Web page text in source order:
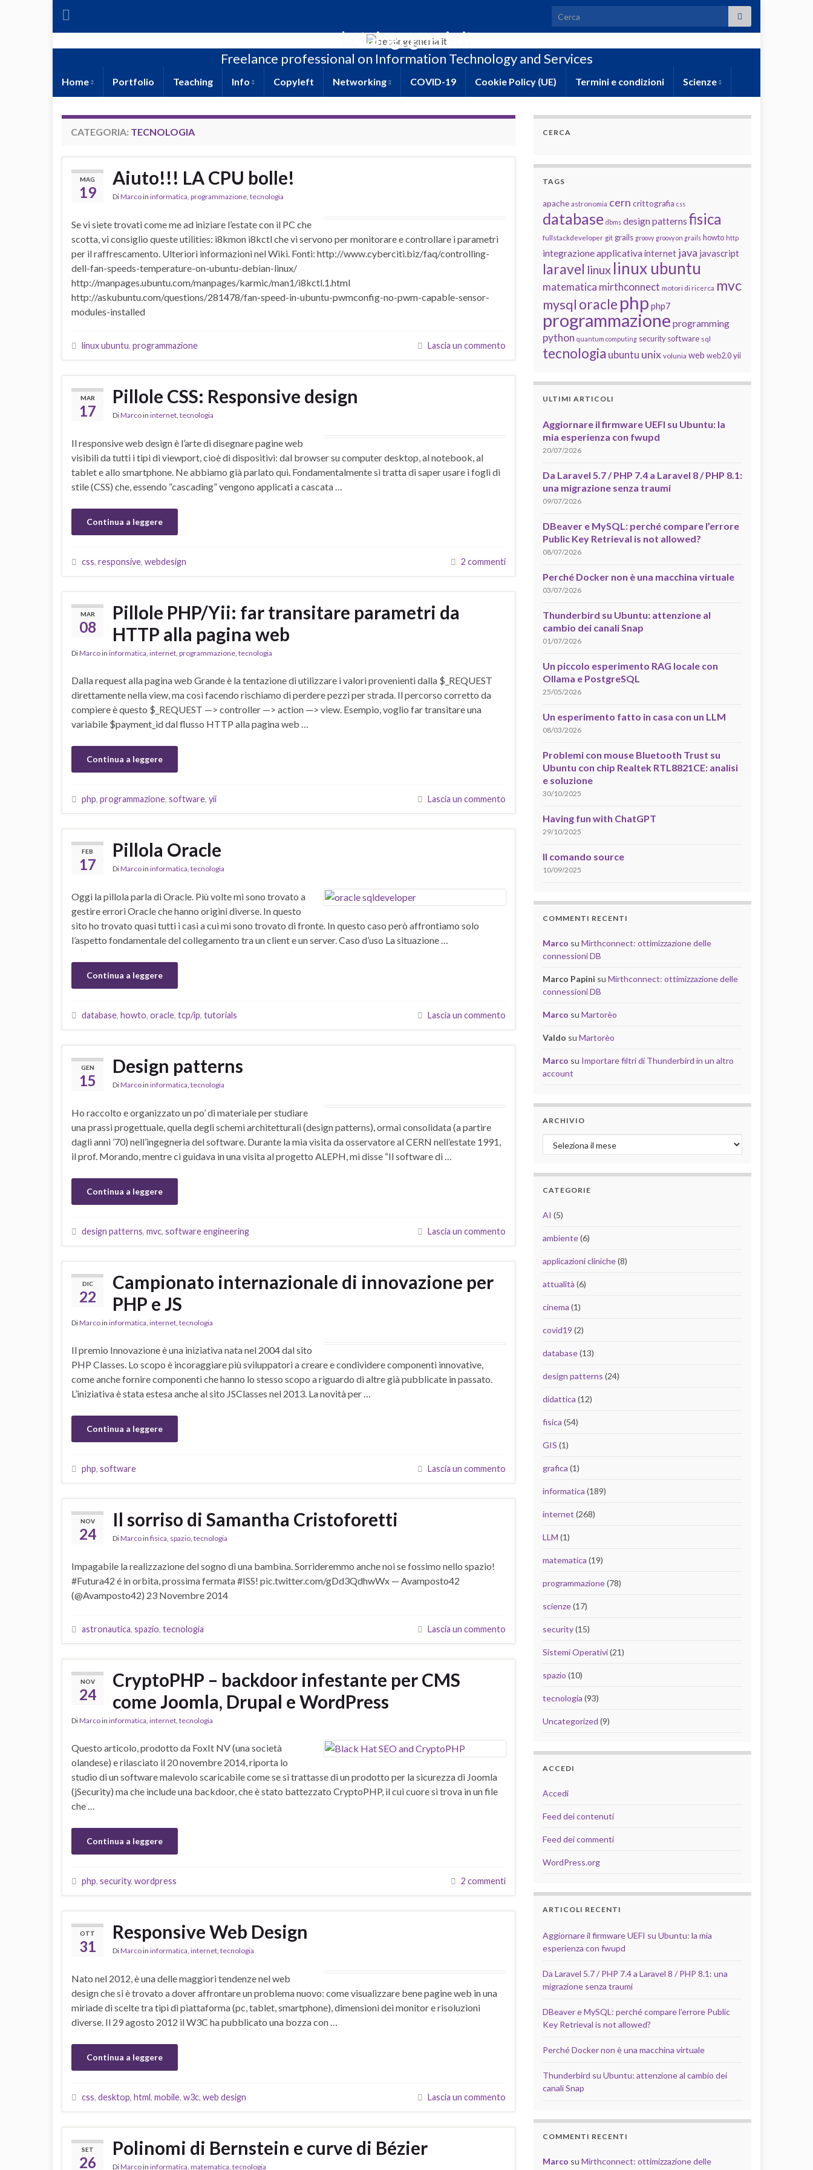
Search for:
betaingegneria.it
Freelance professional on Information Technology and Services
Home Portfolio Teaching Info Copyleft Networking COVID-19 Cookie Policy (UE) Termini e condizioni Scienze
CATEGORIA: TECNOLOGIA
MAG
19
Aiuto!!! LA CPU bolle!
DiMarcoin informatica, programmazione, tecnologia
Se vi siete trovati come me ad iniziare l’estate con il PC che
scotta, vi consiglio queste utilities: i8kmon i8kctl che vi servono per monitorare e controllare i parametri
per il raffrescamento. Ulteriori informazioni nel Wiki. Fonti: http://www.cyberciti.biz/faq/controlling-
dell-fan-speeds-temperature-on-ubuntu-debian-linux/
http://manpages.ubuntu.com/manpages/karmic/man1/i8kctl.1.html
http://askubuntu.com/questions/281478/fan-speed-in-ubuntu-pwmconfig-no-pwm-capable-sensor-
modules-installed
linux ubuntu, programmazione Lascia un commento
MAR
17
Pillole CSS: Responsive design
DiMarcoin internet, tecnologia
Il responsive web design è l’arte di disegnare pagine web
visibili da tutti i tipi di viewport, cioè di dispositivi: dal browser su computer desktop, al notebook, al
tablet e allo smartphone. Ne abbiamo già parlato qui. Fondamentalmente si tratta di saper usare i fogli di
stile (CSS) che, essendo “cascading” vengono applicati a cascata …
Continua a leggere
css, responsive, webdesign 2 commenti
MAR
08
Pillole PHP/Yii: far transitare parametri da
HTTP alla pagina web
DiMarcoin informatica, internet, programmazione, tecnologia
Dalla request alla pagina web Grande è la tentazione di utilizzare i valori provenienti dalla $_REQUEST
direttamente nella view, ma così facendo rischiamo di perdere pezzi per strada. Il percorso corretto da
compiere è questo $_REQUEST —> controller —> action —> view. Esempio, voglio far transitare una
variabile $payment_id dal flusso HTTP alla pagina web …
Continua a leggere
php, programmazione, software, yii Lascia un commento
FEB
17
Pillola Oracle
DiMarcoin informatica, tecnologia
Oggi la pillola parla di Oracle. Più volte mi sono trovato a
gestire errori Oracle che hanno origini diverse. In questo
sito ho trovato quasi tutti i casi a cui mi sono trovato di fronte. In questo caso però affrontiamo solo
l’aspetto fondamentale del collegamento tra un client e un server. Caso d’uso La situazione …
Continua a leggere
database, howto, oracle, tcp/ip, tutorials Lascia un commento
GEN
15
Design patterns
DiMarcoin informatica, tecnologia
Ho raccolto e organizzato un po’ di materiale per studiare
una prassi progettuale, quella degli schemi architetturali (design patterns), ormai consolidata (a partire
dagli anni ’70) nell’ingegneria del software. Durante la mia visita da osservatore al CERN nell’estate 1991,
il prof. Morando, mentre ci guidava in una visita al progetto ALEPH, mi disse “Il software di …
Continua a leggere
design patterns, mvc, software engineering Lascia un commento
DIC
22
Campionato internazionale di innovazione per
PHP e JS
DiMarcoin informatica, internet, tecnologia
Il premio Innovazione è una iniziativa nata nel 2004 dal sito
PHP Classes. Lo scopo è incoraggiare più sviluppatori a creare e condividere componenti innovative,
come anche fornire componenti che hanno lo stesso scopo a riguardo di altre già pubblicate in passato.
L’iniziativa è stata estesa anche al sito JSClasses nel 2013. La novità per …
Continua a leggere
php, software Lascia un commento
NOV
24
Il sorriso di Samantha Cristoforetti
DiMarcoin fisica, spazio, tecnologia
Impagabile la realizzazione del sogno di una bambina. Sorrideremmo anche noi se fossimo nello spazio!
#Futura42 é in orbita, prossima fermata #ISS! pic.twitter.com/gDd3QdhwWx — Avamposto42
(@Avamposto42) 23 Novembre 2014
astronautica, spazio, tecnologia Lascia un commento
NOV
24
CryptoPHP – backdoor infestante per CMS
come Joomla, Drupal e WordPress
DiMarcoin informatica, internet, tecnologia
Questo articolo, prodotto da FoxIt NV (una società
olandese) e rilasciato il 20 novembre 2014, riporta lo
studio di un software malevolo scaricabile come se si trattasse di un prodotto per la sicurezza di Joomla
(jSecurity) ma che include una backdoor, che è stato battezzato CryptoPHP, il cui cuore si trova in un file
che …
Continua a leggere
php, security, wordpress 2 commenti
OTT
31
Responsive Web Design
DiMarcoin informatica, internet, tecnologia
Nato nel 2012, è una delle maggiori tendenze nel web
design che si è trovato a dover affrontare un problema nuovo: come visualizzare bene pagine web in una
miriade di scelte tra tipi di piattaforma (pc, tablet, smartphone), dimensioni dei monitor e risoluzioni
diverse. Il 29 agosto 2012 il W3C ha pubblicato una bozza con …
Continua a leggere
css, desktop, html, mobile, w3c, web design Lascia un commento
SET
26
Polinomi di Bernstein e curve di Bézier
DiMarcoin informatica, matematica, tecnologia
CERCA
TAGS
apache astronomia cern crittografia css
database dbms design patterns fisica
fullstackdeveloper git grails groovy groovy on grails howto http
integrazione applicativainternet java javascript
laravel linux linux ubuntu
matematica mirthconnect motori di ricerca mvc
mysql oracle php php7
programmazione programming
python quantum computing security software sql
tecnologia ubuntu unix volunia web web2.0 yii
ULTIMI ARTICOLI
Aggiornare il firmware UEFI su Ubuntu: la
mia esperienza con fwupd
20/07/2026
Da Laravel 5.7 / PHP 7.4 a Laravel 8 / PHP 8.1:
una migrazione senza traumi
09/07/2026
DBeaver e MySQL: perché compare l’errore
Public Key Retrieval is not allowed?
08/07/2026
Perché Docker non è una macchina virtuale
03/07/2026
Thunderbird su Ubuntu: attenzione al
cambio dei canali Snap
01/07/2026
Un piccolo esperimento RAG locale con
Ollama e PostgreSQL
25/05/2026
Un esperimento fatto in casa con un LLM
08/03/2026
Problemi con mouse Bluetooth Trust su
Ubuntu con chip Realtek RTL8821CE: analisi
e soluzione
30/10/2025
Having fun with ChatGPT
29/10/2025
Il comando source
10/09/2025
COMMENTI RECENTI
Marco su Mirthconnect: ottimizzazione delle
connessioni DB
Marco Papini su Mirthconnect: ottimizzazione delle
connessioni DB
Marco su Martorèo
Valdo su Martorèo
Marco su Importare filtri di Thunderbird in un altro
account
ARCHIVIO
Archivio
CATEGORIE
AI (5)
ambiente(6)
applicazioni cliniche(8)
attualità (6)
cinema (1)
covid19 (2)
database(13)
design patterns (24)
didattica (12)
fisica (54)
GIS (1)
grafica (1)
informatica (189)
internet (268)
LLM (1)
matematica (19)
programmazione(78)
scienze(17)
security(15)
Sistemi Operativi(21)
spazio (10)
tecnologia (93)
Uncategorized (9)
ACCEDI
Accedi
Feed dei contenuti
Feed dei commenti
WordPress.org
ARTICOLI RECENTI
Aggiornare il firmware UEFI su Ubuntu: la mia
esperienza con fwupd
Da Laravel 5.7 / PHP 7.4 a Laravel 8 / PHP 8.1: una
migrazione senza traumi
DBeaver e MySQL: perché compare l’errore Public
Key Retrieval is not allowed?
Perché Docker non è una macchina virtuale
Thunderbird su Ubuntu: attenzione al cambio dei
canali Snap
COMMENTI RECENTI
Marco su Mirthconnect: ottimizzazione delle